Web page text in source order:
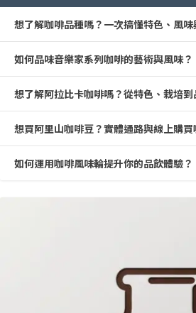
想了解咖啡品種嗎？一次搞懂特色、風味
如何品味音樂家系列咖啡的藝術與風味？
想了解阿拉比卡咖啡嗎？從特色、栽培
想買阿里山咖啡豆？實體通路與線上購買
如何運用咖啡風味輪提升你的品飲體驗？